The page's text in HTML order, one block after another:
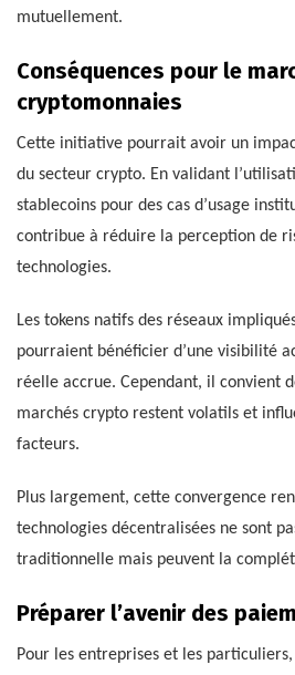
mutuellement.
Conséquences pour le
cryptomonnaies
Cette initiative pourrait avoir un
du secteur crypto. En validant
stablecoins pour des cas d’usage
contribue à réduire la perception de
technologies.
Les tokens natifs des réseaux
pourraient bénéficier d’une visibilité
réelle accrue. Cependant, il convient
marchés crypto restent volatils et
facteurs.
Plus largement, cette convergence
technologies décentralisées ne sont
traditionnelle mais peuvent la
Préparer l’avenir des
Pour les entreprises et les